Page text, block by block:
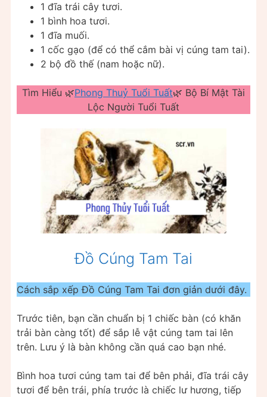
1 đĩa trái cây tươi.
1 bình hoa tươi.
1 đĩa muối.
1 cốc gạo (để có thể cắm bài vị cúng tam tai).
2 bộ đồ thế (nam hoặc nữ).
Tìm Hiểu 🌿Phong Thuỷ Tuổi Tuất🌿 Bộ Bí Mật Tài
Lộc Người Tuổi Tuất
Đồ Cúng Tam Tai
Cách sắp xếp Đồ Cúng Tam Tai đơn giản dưới đây.
Trước tiên, bạn cần chuẩn bị 1 chiếc bàn (có khăn
trải bàn càng tốt) để sắp lễ vật cúng tam tai lên
trên. Lưu ý là bàn không cần quá cao bạn nhé.
Bình hoa tươi cúng tam tai để bên phải, đĩa trái cây
tươi để bên trái, phía trước là chiếc lư hương, tiếp